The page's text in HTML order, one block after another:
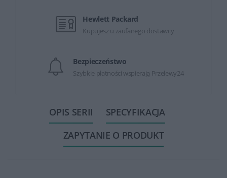
Hewlett Packard
Kupujesz u zaufanego dostawcy
Bezpieczeństwo
Szybkie płatności wspierają Przelewy24
OPIS SERII
SPECYFIKACJA
ZAPYTANIE O PRODUKT